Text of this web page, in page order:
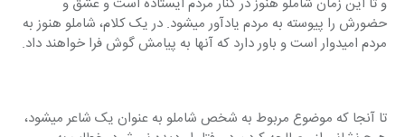
حضورش را پیوسته به مردم یادآور میشود. در یک کلام، شاملو هنوز به
مردم امیدوار است و باور دارد که آنها به پیامش گوش فرا خواهند داد.
تا آنجا که موضوع مربوط به شخص شاملو به عنوان یک شاعر میشود،